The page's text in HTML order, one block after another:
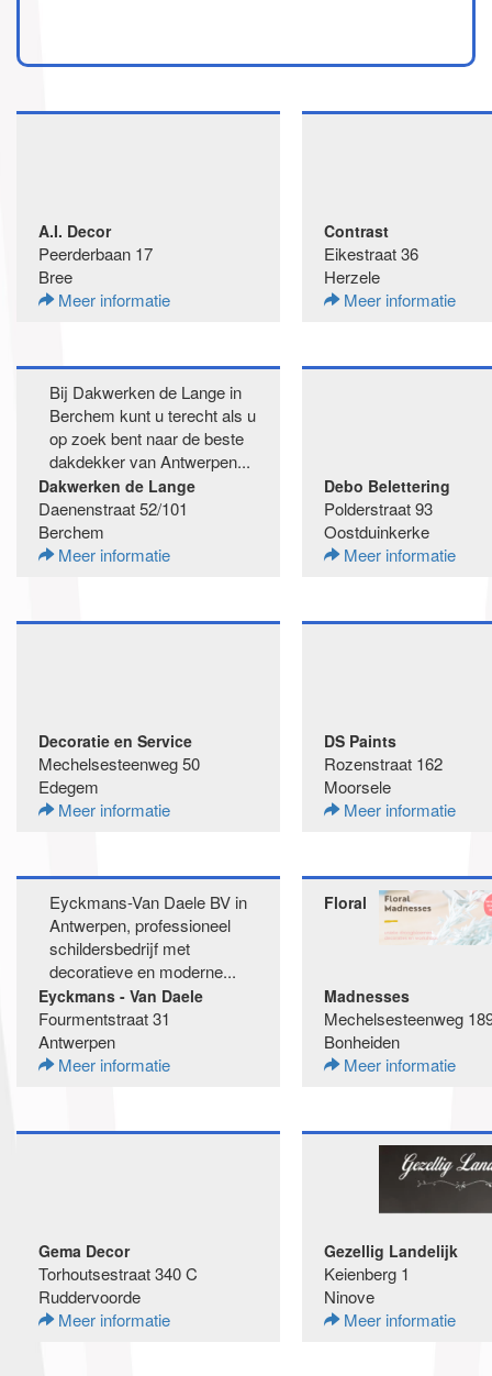
A.I. Decor
Peerderbaan 17
Bree
Meer informatie
Contrast
Eikestraat 36
Herzele
Meer informatie
Bij Dakwerken de Lange in
Berchem kunt u terecht als u
op zoek bent naar de beste
dakdekker van Antwerpen...
Dakwerken de Lange
Daenenstraat 52/101
Berchem
Meer informatie
Debo Belettering
Polderstraat 93
Oostduinkerke
Meer informatie
Decoratie en Service
Mechelsesteenweg 50
Edegem
Meer informatie
DS Paints
Rozenstraat 162
Moorsele
Meer informatie
Eyckmans-Van Daele BV in
Antwerpen, professioneel
schildersbedrijf met
decoratieve en moderne...
Eyckmans - Van Daele
Fourmentstraat 31
Antwerpen
Meer informatie
Floral
Madnesses
Mechelsesteenweg
Bonheiden
Meer informatie
Gema Decor
Torhoutsestraat 340 C
Ruddervoorde
Meer informatie
Gezellig Landelijk
Keienberg 1
Ninove
Meer informatie